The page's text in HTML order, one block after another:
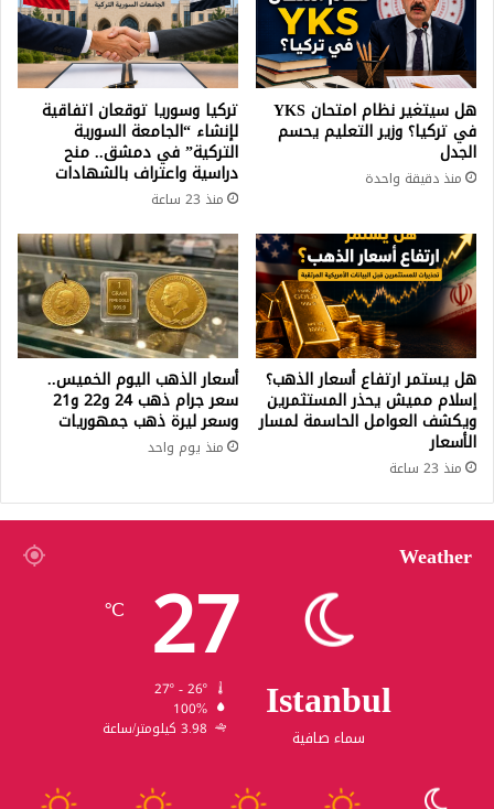
هل سيتغير نظام امتحان YKS
في تركيا؟ وزير التعليم يحسم
الجدل
منذ دقيقة واحدة
تركيا وسوريا توقعان اتفاقية
لإنشاء “الجامعة السورية
التركية” في دمشق.. منح
دراسية واعتراف بالشهادات
منذ 23 ساعة
هل يستمر ارتفاع أسعار الذهب؟
إسلام مميش يحذر المستثمرين
ويكشف العوامل الحاسمة لمسار
الأسعار
منذ 23 ساعة
أسعار الذهب اليوم الخميس..
سعر جرام ذهب 24 و22 و21
وسعر ليرة ذهب جمهوريات
منذ يوم واحد
Weather
Istanbul
سماء صافية
27
℃
100%
3.98 كيلومتر/ساعة